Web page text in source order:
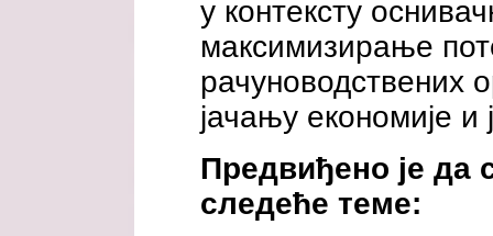
у контексту
максимизирање
рачуноводствених
јачању економије и
Предвиђено је да
следеће теме: